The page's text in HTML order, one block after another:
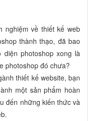
nghiệm về thiết kế web
thành thạo, đã bao
photoshop xong là
photoshop đó chưa?
thiết kế website, bạn
một sản phẩm hoàn
đến những kiến thức và